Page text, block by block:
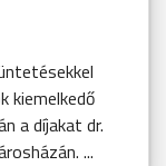
kiemelkedő
a díjakat dr.
...